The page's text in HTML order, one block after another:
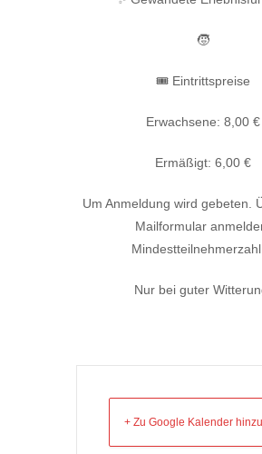
🧒
🎟️ Eintrittspreise
Erwachsene: 8,00 €
Ermäßigt: 6,00 €
Um Anmeldung wird gebeten.
Mailformular
Mindestteilnehmerzahl
Nur bei guter
+ Zu Google Kalender